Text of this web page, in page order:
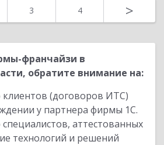
3 4 >
франчайзи в
обратите внимание на:
клиентов (договоров ИТС)
у партнера фирмы 1С.
аттестованных
технологий и решений